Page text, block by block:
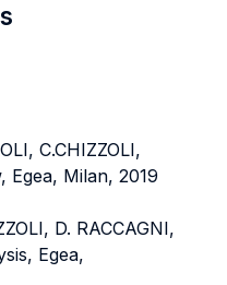
C.CHIZZOLI,
Egea, Milan, 2019
D. RACCAGNI,
Egea,